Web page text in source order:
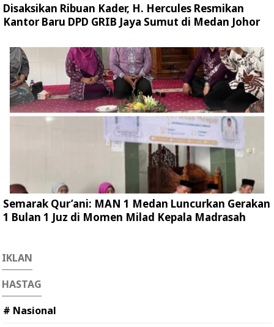
Disaksikan Ribuan Kader, H. Hercules Resmikan
Kantor Baru DPD GRIB Jaya Sumut di Medan Johor
Semarak Qur’ani: MAN 1 Medan Luncurkan Gerakan
1 Bulan 1 Juz di Momen Milad Kepala Madrasah
IKLAN
HASTAG
# Nasional